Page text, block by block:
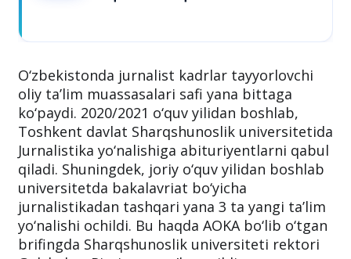
O‘zbekistonda jurnalist kadrlar tayyorlovchi
oliy ta’lim muassasalari safi yana bittaga
ko‘paydi. 2020/2021 o‘quv yilidan boshlab,
Toshkent davlat Sharqshunoslik universitetida
Jurnalistika yo‘nalishiga abituriyentlarni qabul
qiladi. Shuningdek, joriy o‘quv yilidan boshlab
universitetda bakalavriat bo‘yicha